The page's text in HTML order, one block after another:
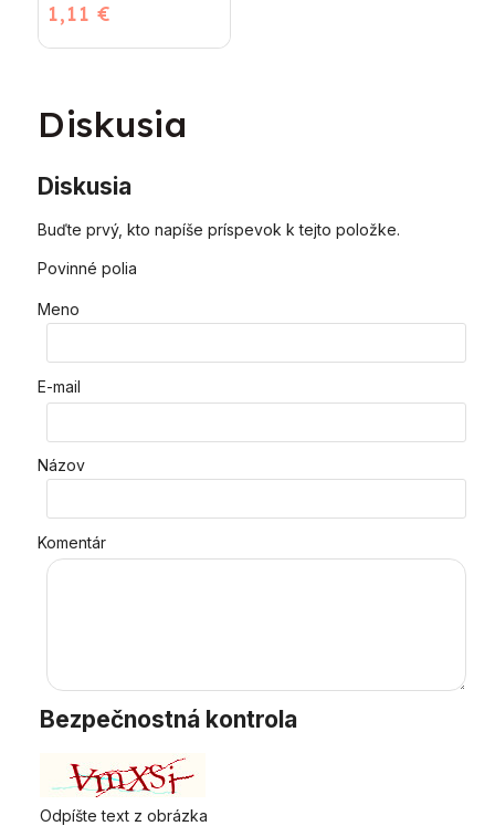
1,11 €
Diskusia
Diskusia
Buďte prvý, kto napíše príspevok k tejto položke.
Povinné polia
Meno
E-mail
Názov
Komentár
Bezpečnostná kontrola
Odpíšte text z obrázka